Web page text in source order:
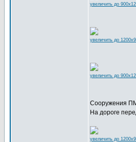
увеличить до
увеличить до
увеличить до
Сооружения
На дороге
увеличить до